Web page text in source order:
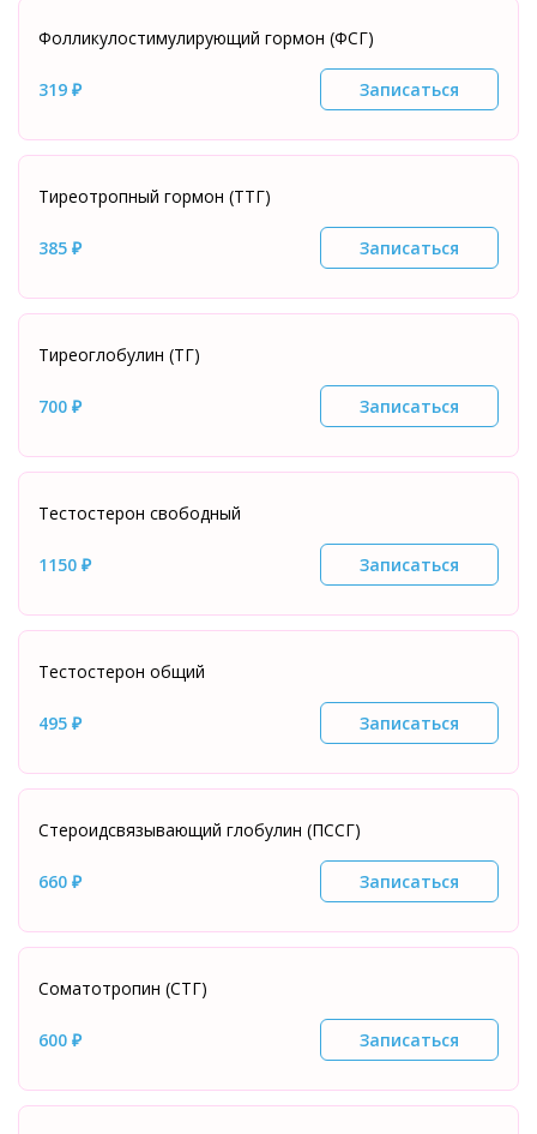
Фолликулостимулирующий гормон (ФСГ)
319 ₽ Записаться
Тиреотропный гормон (ТТГ)
385 ₽ Записаться
Тиреоглобулин (ТГ)
700 ₽ Записаться
Тестостерон свободный
1150 ₽ Записаться
Тестостерон общий
495 ₽ Записаться
Стероидсвязывающий глобулин (ПССГ)
660 ₽ Записаться
Соматотропин (СТГ)
600 ₽ Записаться